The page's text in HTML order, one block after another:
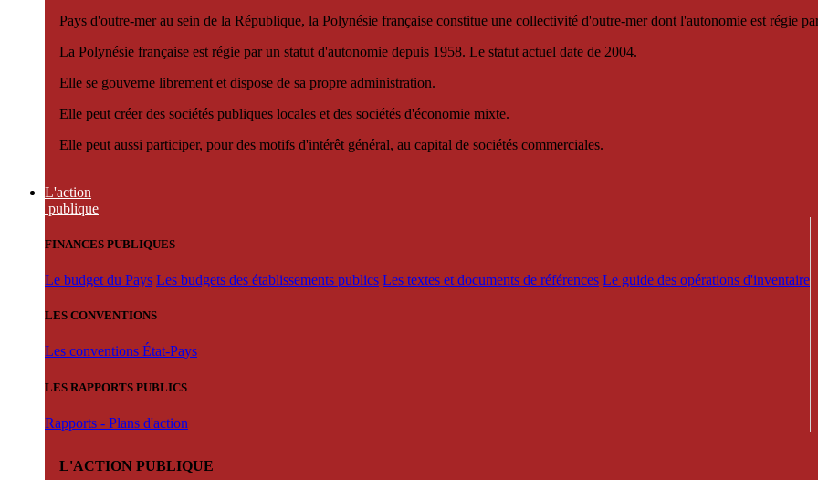
Pays d'outre-mer au sein de la République, la Polynésie française constitue une collectivité d'outre-mer dont l'autonomie est régie
La Polynésie française est régie par un statut d'autonomie depuis 1958. Le statut actuel date de 2004.
Elle se gouverne librement et dispose de sa propre administration.
Elle peut créer des sociétés publiques locales et des sociétés d'économie mixte.
Elle peut aussi participer, pour des motifs d'intérêt général, au capital de sociétés commerciales.
L'action
publique
FINANCES PUBLIQUES
Le budget du Pays Les budgets des établissements publics Les textes et documents de références Le guide des opérations d'inventaire
LES CONVENTIONS
Les conventions État-Pays
LES RAPPORTS PUBLICS
Rapports - Plans d'action
L'ACTION PUBLIQUE